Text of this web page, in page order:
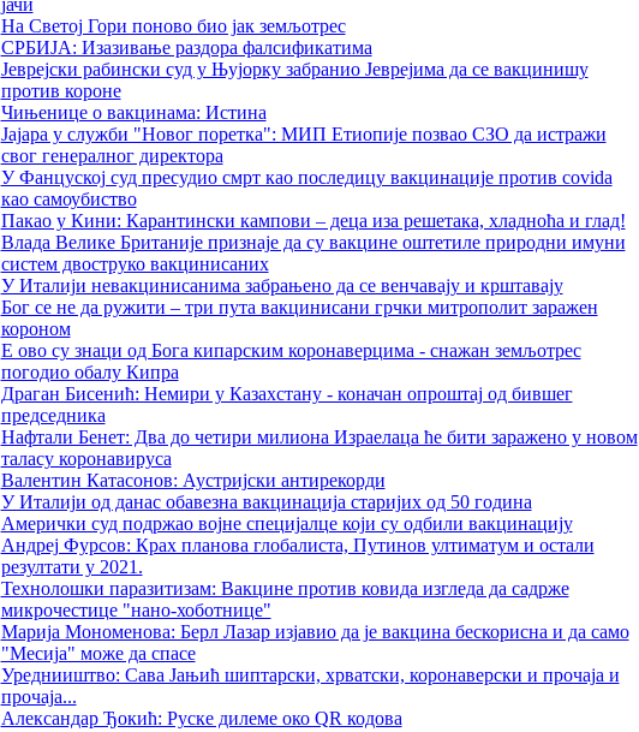
јачи
На Светој Гори поново био јак земљотрес
СРБИЈА: Изазивање раздора фалсификатима
Јеврејски рабински суд у Њујорку забранио Јеврејима да се вакцинишу
против короне
Чињенице о вакцинама: Истина
Јајара у служби "Новог поретка": МИП Етиопије позвао СЗО да истражи
свог генералног директора
У Фанцуској суд пресудио смрт као последицу вакцинације против covida
као самоубиство
Пакао у Кини: Карантински кампови – деца иза решетака, хладноћа и глад!
Влада Велике Британије признаје да су вакцине оштетиле природни имуни
систем двоструко вакцинисаних
У Италији невакцинисанима забрањено да се венчавају и крштавају
Бог се не да ружити – три пута вакцинисани грчки митрополит заражен
короном
Е ово су знаци од Бога кипарским коронаверцима - снажан земљотрес
погодио обалу Кипра
Драган Бисенић: Немири у Казахстану - коначан опроштај од бившег
председника
Нафтали Бенет: Два до четири милиона Израелаца ће бити заражено у новом
таласу коронавируса
Валентин Катасонов: Аустријски антирекорди
У Италији од данас обавезна вакцинација старијих од 50 година
Амерички суд подржао војне специјалце који су одбили вакцинацију
Андреј Фурсов: Крах планова глобалиста, Путинов ултиматум и остали
резултати у 2021.
Технолошки паразитизaм: Вакцине против ковида изгледа да садрже
микрочестице "нано-хоботнице"
Марија Мономенова: Берл Лазар изјавио да је вакцина бескорисна и да само
"Месија" може да спасе
Уреднииштво: Сава Јањић шиптарски, хрватски, коронаверски и прочаја и
прочаја...
Александар Ђокић: Руске дилеме око QR кодова